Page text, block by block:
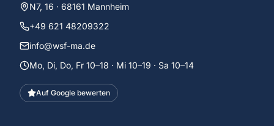
N7, 16 · 68161 Mannheim
+49 621 48209322
info@wsf-ma.de
Mo, Di, Do, Fr 10–18 · Mi 10–19 · Sa 10–14
Auf Google bewerten